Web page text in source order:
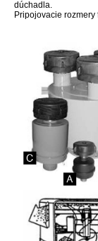
dúchadla.
Pripojovacie